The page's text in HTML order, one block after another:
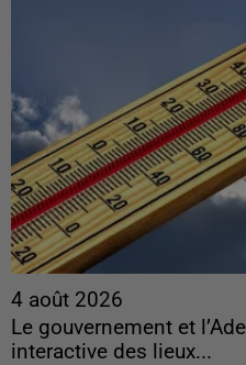
4 août 2026
Le gouvernement et
interactive des lieux...